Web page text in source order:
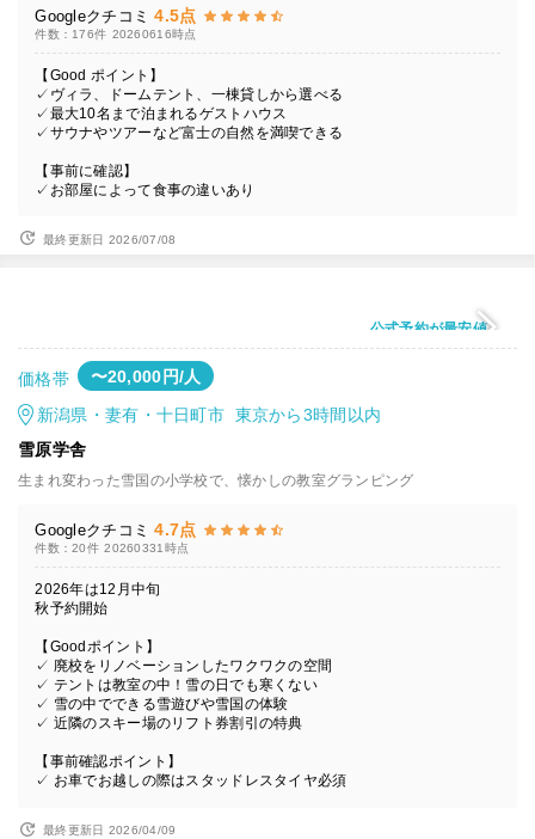
Googleクチコミ 4.5点
件数：176件 20260616時点
【Good ポイント】
✓ヴィラ、ドームテント、一棟貸しから選べる
✓最大10名まで泊まれるゲストハウス
✓サウナやツアーなど富士の自然を満喫できる
【事前に確認】
✓お部屋によって食事の違いあり
最終更新日 2026/07/08
公式予約が最安値
価格帯 〜20,000円/人
新潟県・妻有・十日町市 東京から3時間以内
雪原学舎
生まれ変わった雪国の小学校で、懐かしの教室グランピング
Googleクチコミ 4.7点
件数：20件 20260331時点
2026年は12月中旬
秋予約開始
【Goodポイント】
✓ 廃校をリノベーションしたワクワクの空間
✓ テントは教室の中！雪の日でも寒くない
✓ 雪の中でできる雪遊びや雪国の体験
✓ 近隣のスキー場のリフト券割引の特典
【事前確認ポイント】
✓ お車でお越しの際はスタッドレスタイヤ必須
最終更新日 2026/04/09